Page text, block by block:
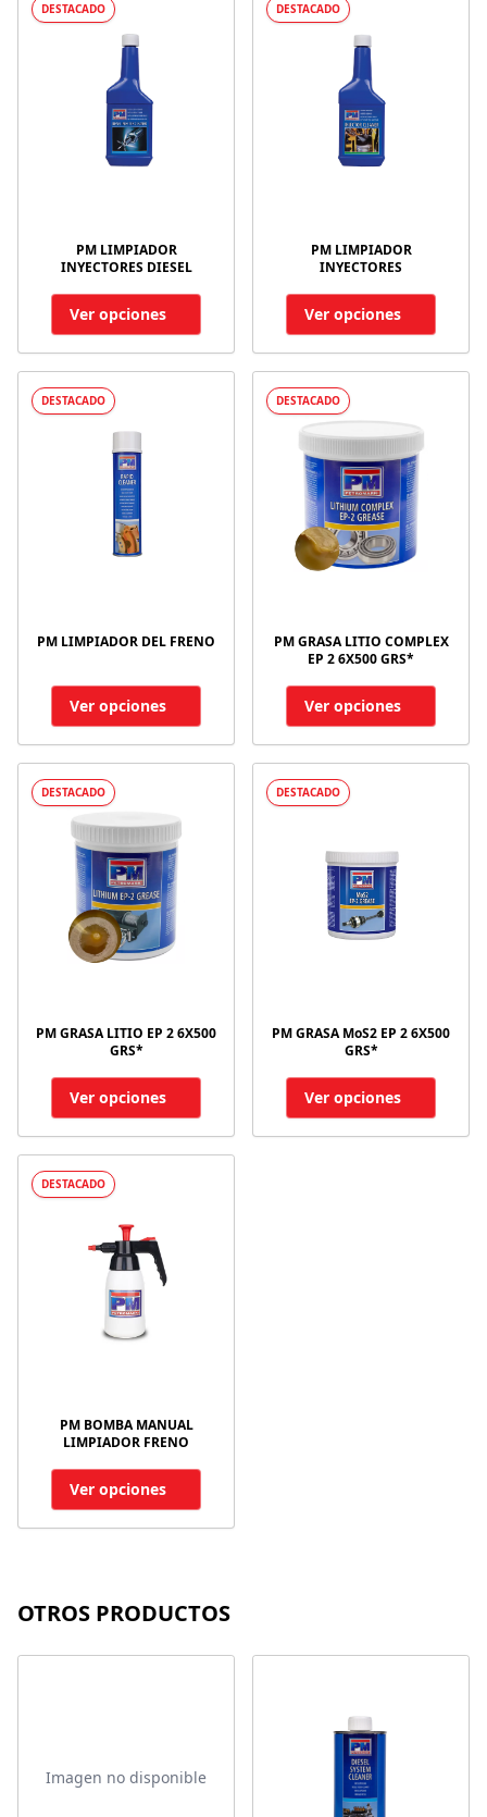
DESTACADO
PM LIMPIADOR
INYECTORES DIESEL
Ver opciones
DESTACADO
PM LIMPIADOR
INYECTORES
Ver opciones
DESTACADO
PM LIMPIADOR DEL FRENO
Ver opciones
DESTACADO
PM GRASA LITIO COMPLEX
EP 2 6X500 GRS*
Ver opciones
DESTACADO
PM GRASA LITIO EP 2 6X500
GRS*
Ver opciones
DESTACADO
PM GRASA MoS2 EP 2 6X500
GRS*
Ver opciones
DESTACADO
PM BOMBA MANUAL
LIMPIADOR FRENO
Ver opciones
OTROS PRODUCTOS
Imagen no disponible